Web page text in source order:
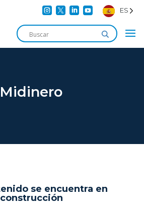
    ES
Midinero
se encuentra en
construcción